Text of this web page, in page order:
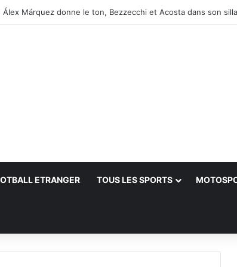
: « McLaren sera la principale menace pour Antonelli et
ETRANGER TOUS LES SPORTS